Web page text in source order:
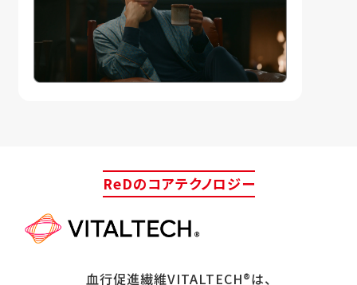
ReDのコアテクノロジー
血行促進繊維VITALTECH®は、